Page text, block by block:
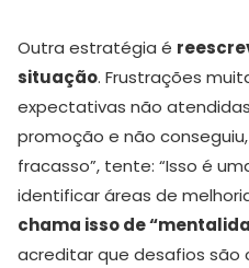
Outra estratégia é
situação. Frustrações
expectativas não
promoção e não
fracasso”, tente: “Isso é
identificar áreas de
chama isso de
acreditar que desafios são